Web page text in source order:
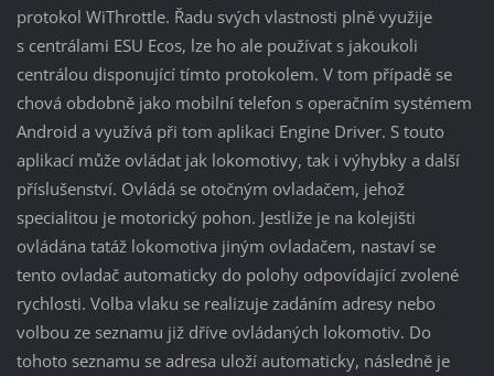
protokol WiThrottle. Řadu svých vlastnosti plně využije
s centrálami ESU Ecos, lze ho ale používat s jakoukoli
centrálou disponující tímto protokolem. V tom případě se
chová obdobně jako mobilní telefon s operačním systémem
Android a využívá při tom aplikaci Engine Driver. S touto
aplikací může ovládat jak lokomotivy, tak i výhybky a další
příslušenství. Ovládá se otočným ovladačem, jehož
specialitou je motorický pohon. Jestliže je na kolejišti
ovládána tatáž lokomotiva jiným ovladačem, nastaví se
tento ovladač automaticky do polohy odpovídající zvolené
rychlosti. Volba vlaku se realizuje zadáním adresy nebo
volbou ze seznamu již dříve ovládaných lokomotiv. Do
tohoto seznamu se adresa uloží automaticky, následně je